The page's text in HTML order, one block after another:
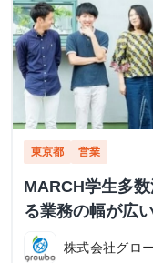
東京都 営業
MARCH学生多
る業務の幅が広
株式会社グロ